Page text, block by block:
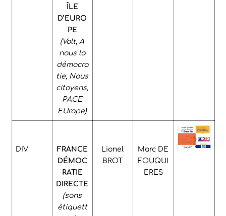
ÎLE
D’EURO
PE
(Volt, A
nous la
démocra
tie, Nous
citoyens,
PACE
EUrope)
DIV
FRANCE
DÉMOC
RATIE
DIRECTE
(sans
étiquett
Lionel
BROT
Marc DE
FOUQUI
ERES